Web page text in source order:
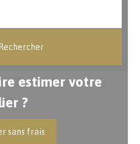
estimer votre
?
sans frais